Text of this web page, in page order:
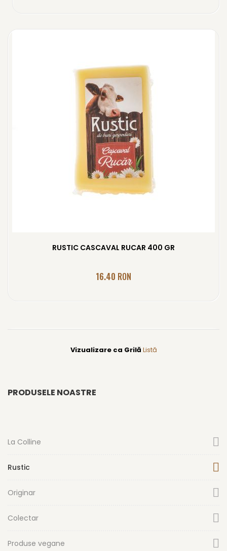
RUSTIC CASCAVAL RUCAR 400 GR
16.40 RON
Vizualizare ca Grilă Listă
PRODUSELE NOASTRE
La Colline
Rustic
Originar
Colectar
Produse vegane